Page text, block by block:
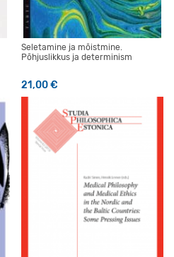
Seletamine ja mõistmine.
Põhjuslikkus ja determinism
21,00€